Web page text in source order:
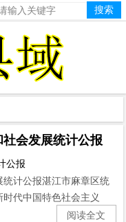
会发展统计公报
公报
计公报湛江市麻章区统
代中国特色社会主义
阅读全文